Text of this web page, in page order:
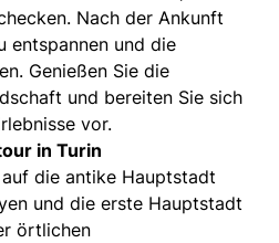
Nach der Ankunft
entspannen und die
Genießen Sie die
und bereiten Sie sich
vor.
in Turin
die antike Hauptstadt
und die erste Hauptstadt
örtlichen